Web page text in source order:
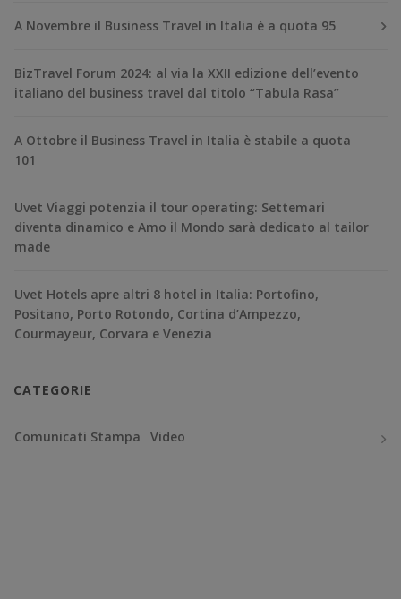
A Novembre il Business Travel in Italia è a quota 95
BizTravel Forum 2024: al via la XXII edizione dell’evento
italiano del business travel dal titolo “Tabula Rasa”
A Ottobre il Business Travel in Italia è stabile a quota
101
Uvet Viaggi potenzia il tour operating: Settemari
diventa dinamico e Amo il Mondo sarà dedicato al tailor
made
Uvet Hotels apre altri 8 hotel in Italia: Portofino,
Positano, Porto Rotondo, Cortina d’Ampezzo,
Courmayeur, Corvara e Venezia
CATEGORIE
Comunicati Stampa Video